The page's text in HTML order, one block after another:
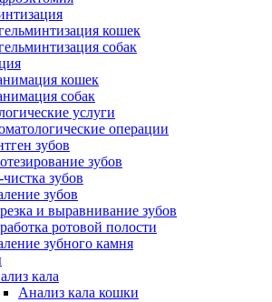
кошек
собак
кошек
собак
услуги
операции
зубов
зубов
зубов
зубов
и выравнивание зубов
ротовой полости
зубного камня
кала
Анализ кала кошки